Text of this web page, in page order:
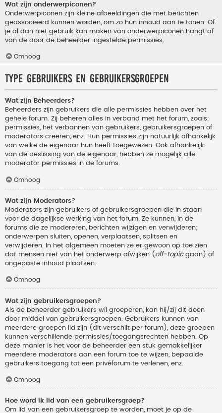
Wat zijn onderwerpiconen?
Onderwerpiconen zijn kleine afbeeldingen die met berichten
geassocieerd kunnen worden, om zo hun inhoud aan te tonen. Of
je al dan niet gebruik kan maken van onderwerpiconen hangt af
van de door de beheerder ingestelde permissies.
Omhoog
Type gebruikers en gebruikersgroepen
Wat zijn Beheerders?
Beheerders zijn gebruikers die alle permissies hebben over het
gehele forum. Zij beheren alles in verband met het forum, zoals:
permissies, het verbannen van gebruikers, gebruikersgroepen of
moderators creëren, enz. Hun permissies zijn natuurlijk afhankelijk
van welke de eigenaar hun heeft toegewezen. Ook afhankelijk
van de beslissing van de eigenaar, hebben ze mogelijk alle
moderator permissies in de forums.
Omhoog
Wat zijn Moderators?
Moderators zijn gebruikers of gebruikersgroepen die in staan
voor de dagelijkse werking van het forum. Ze kunnen, in de
forums die ze modereren, berichten wijzigen en verwijderen;
onderwerpen sluiten, openen, verplaatsen, splitsen en
verwijderen. In het algemeen moeten ze er gewoon op toe zien
dat mensen niet van het onderwerp afwijken ( off-topicgaan) of
ongepaste inhoud plaatsen.
Omhoog
Wat zijn gebruikersgroepen?
Als de beheerder gebruikers wil groeperen, kan hij/zij dit doen
door middel van gebruikersgroepen. Gebruikers kunnen van
meerdere groepen lid zijn (dit verschilt per forum), deze groepen
kunnen verschillende permissies/toegangsrechten hebben. Op
deze manier is het voor de beheerder een stuk gemakkelijker
meerdere moderators aan een forum toe te wijzen, bepaalde
gebruikers toegang tot een privéforum te verlenen, enz.
Omhoog
Hoe word ik lid van een gebruikersgroep?
Om lid van een gebruikersgroep te worden, moet je op de